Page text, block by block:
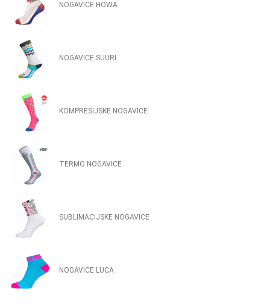
NOGAVICE HOWA
NOGAVICE SUURI
KOMPRESIJSKE NOGAVICE
TERMO NOGAVICE
SUBLIMACIJSKE NOGAVICE
NOGAVICE LUCA